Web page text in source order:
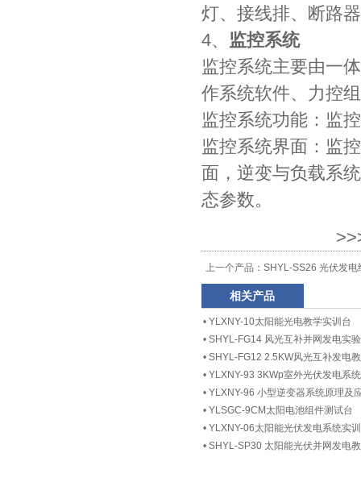
灯、接线排、断路
4、 监控系统
监控系统主要由一
作系统软件、力控
监控系统功能：监
监控系统界面：监
面，逆变与负载系
态参数。
上一个产品： SHYL-SS26 光伏发
相关产品
• YLXNY-10太阳能光电教学实训台
• SHYL-FG14 风光互补并网发电实
• SHYL-FG12 2.5KW风光互补发电
• YLXNY-93 3KWp室外光伏发电系统
• YLXNY-96 小型逆变器系统原理及
• YLSGC-9CM太阳电池组件测试台
• YLXNY-06太阳能光伏发电系统实
• SHYL-SP30 太阳能光伏并网发电